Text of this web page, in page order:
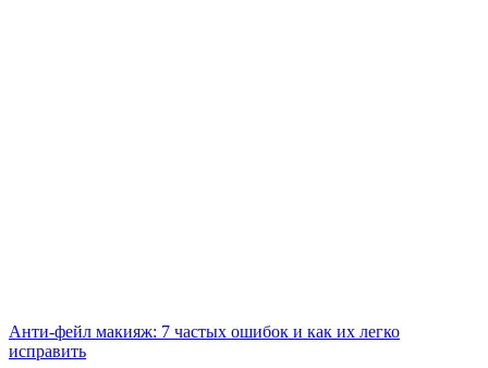
Анти-фейл макияж: 7 частых ошибок и как их легко
исправить